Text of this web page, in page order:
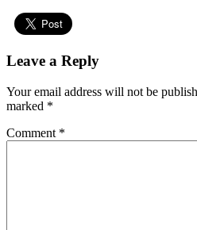
Leave a Reply
Your email address will not be
marked *
Comment *